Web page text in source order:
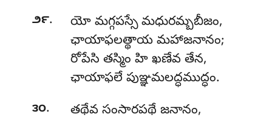
౨౯.
యో మగ్గపస్సే మధురమ్బబీజం,
ఛాయాఫలత్థాయ మహాజనానం;
రోపేసి తస్మిం హి ఖణేవ తేన,
ఛాయాఫలే పుఞ్ఞమలద్ధముద్ధం.
౩౦.
తథేవ సంసారపథే జనానం,